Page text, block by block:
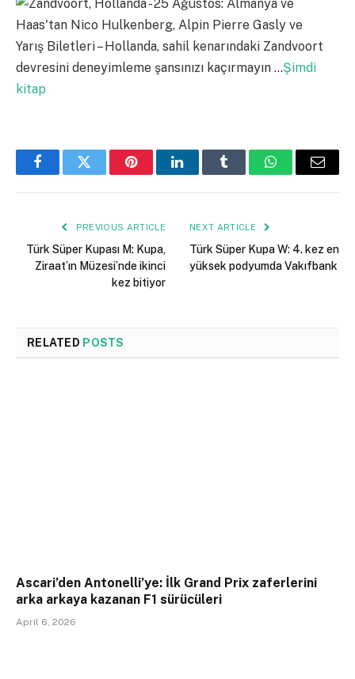
Yarış Biletleri – Hollanda, sahil kenarındaki Zandvoort
devresini deneyimleme şansınızı kaçırmayın …Şimdi
kitap
FacebookTwitter PinterestLinkedInTumblr WhatsAppEmail
PREVIOUS ARTICLE
Türk Süper Kupası M: Kupa,
Ziraat’ın Müzesi’nde ikinci
kez bitiyor
NEXT ARTICLE
Türk Süper Kupa W: 4. kez en
yüksek podyumda Vakıfbank
RELATED POSTS
Ascari’den Antonelli’ye: İlk Grand Prix zaferlerini
arka arkaya kazanan F1 sürücüleri
April 6, 2026